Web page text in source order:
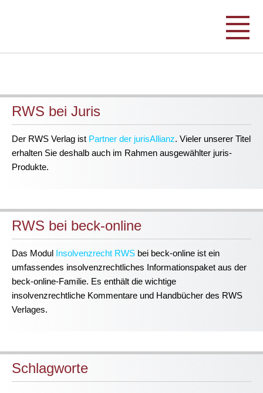
RWS bei Juris
Der RWS Verlag ist Partner der jurisAllianz. Vieler unserer Titel
erhalten Sie deshalb auch im Rahmen ausgewählter juris-
Produkte.
RWS bei beck-online
Das Modul Insolvenzrecht RWS bei beck-online ist ein
umfassendes insolvenzrechtliches Informationspaket aus der
beck-online-Familie. Es enthält die wichtige
insolvenzrechtliche Kommentare und Handbücher des RWS
Verlages.
Schlagworte